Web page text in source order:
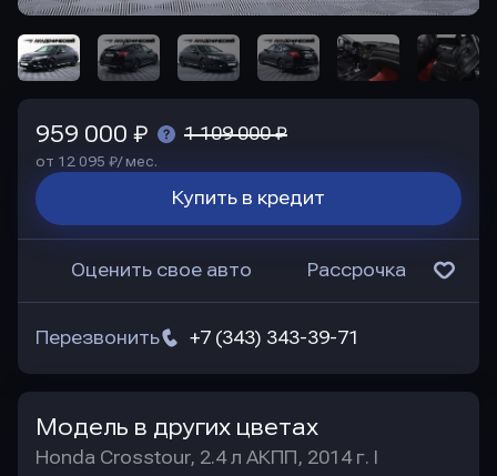
959 000 ₽ 1 109 000 ₽
от 12 095 ₽/ мес.
Купить в кредит
Оценить свое авто Рассрочка
+7 (343) 343-39-71
Перезвонить
Модель в других цветах
Honda Crosstour, 2.4 л АКПП, 2014 г. I